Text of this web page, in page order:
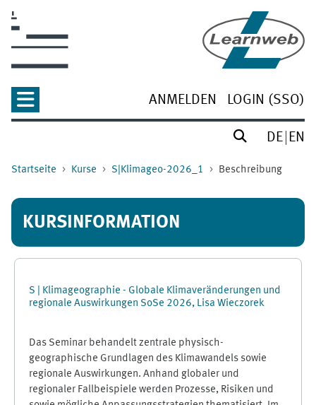
ANMELDEN LOGIN (SSO)
DE EN
Startseite Kurse S|Klimageo-2026_1 Beschreibung
KURSINFORMATION
S | Klimageographie - Globale Klimaveränderungen und
regionale Auswirkungen SoSe 2026, Lisa Wieczorek
Das Seminar behandelt zentrale physisch-
geographische Grundlagen des Klimawandels sowie
regionale Auswirkungen. Anhand globaler und
regionaler Fallbeispiele werden Prozesse, Risiken und